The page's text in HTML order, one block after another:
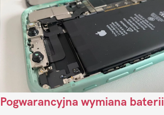
Pogwarancyjna wymiana baterii